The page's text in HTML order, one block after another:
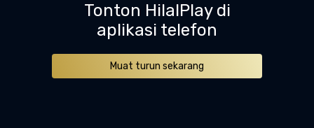
Tonton HilalPlay di
aplikasi telefon
Muat turun sekarang